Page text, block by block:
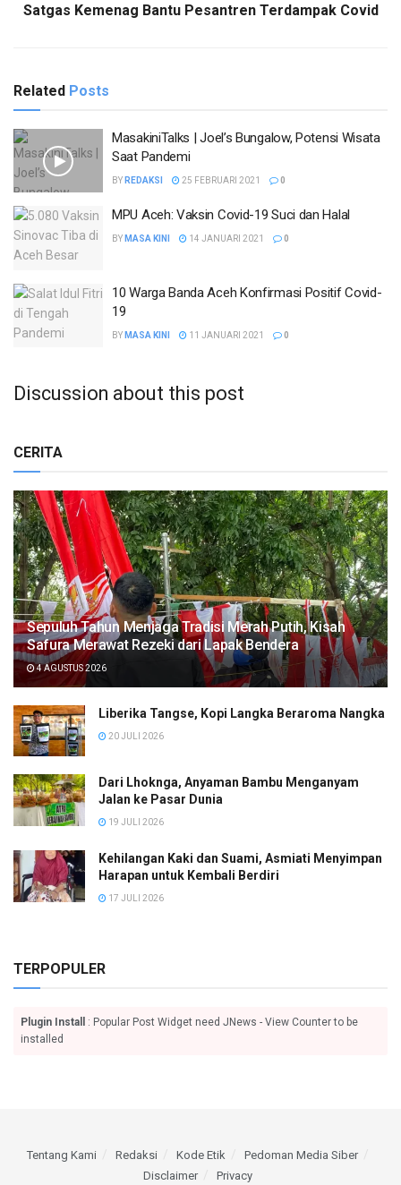
Satgas Kemenag Bantu Pesantren Terdampak Covid
Related Posts
MasakiniTalks | Joel’s Bungalow, Potensi Wisata
Saat Pandemi
BY REDAKSI 25 FEBRUARI 2021 0
MPU Aceh: Vaksin Covid-19 Suci dan Halal
BY MASA KINI 14 JANUARI 2021 0
10 Warga Banda Aceh Konfirmasi Positif Covid-
19
BY MASA KINI 11 JANUARI 2021 0
Discussion about this post
CERITA
Sepuluh Tahun Menjaga Tradisi Merah Putih, Kisah
Safura Merawat Rezeki dari Lapak Bendera
4 AGUSTUS 2026
Liberika Tangse, Kopi Langka Beraroma Nangka
20 JULI 2026
Dari Lhoknga, Anyaman Bambu Menganyam
Jalan ke Pasar Dunia
19 JULI 2026
Kehilangan Kaki dan Suami, Asmiati Menyimpan
Harapan untuk Kembali Berdiri
17 JULI 2026
TERPOPULER
Plugin Install
: Popular Post Widget need JNews - View Counter to be
installed
Tentang Kami Redaksi Kode Etik
Pedoman Media Siber
Disclaimer
Privacy